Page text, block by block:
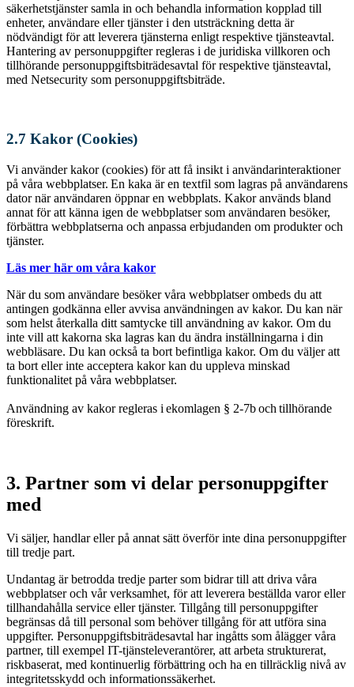
säkerhetstjänster samla in och behandla information kopplad till
enheter, användare eller tjänster i den utsträckning detta är
nödvändigt för att leverera tjänsterna enligt respektive tjänsteavtal.
Hantering av personuppgifter regleras i de juridiska villkoren och
tillhörande personuppgiftsbiträdesavtal för respektive tjänsteavtal,
med Netsecurity som personuppgiftsbiträde.
2.7 Kakor (Cookies)
Vi använder kakor (cookies) för att få insikt i användarinteraktioner
på våra webbplatser. En kaka är en textfil som lagras på användarens
dator när användaren öppnar en webbplats. Kakor används bland
annat för att känna igen de webbplatser som användaren besöker,
förbättra webbplatserna och anpassa erbjudanden om produkter och
tjänster.
Läs mer här om våra kakor
När du som användare besöker våra webbplatser ombeds du att
antingen godkänna eller avvisa användningen av kakor. Du kan när
som helst återkalla ditt samtycke till användning av kakor. Om du
inte vill att kakorna ska lagras kan du ändra inställningarna i din
webbläsare. Du kan också ta bort befintliga kakor. Om du väljer att
ta bort eller inte acceptera kakor kan du uppleva minskad
funktionalitet på våra webbplatser.
Användning av kakor regleras i ekomlagen § 2-7b och tillhörande
föreskrift.
3. Partner som vi delar personuppgifter
med
Vi säljer, handlar eller på annat sätt överför inte dina personuppgifter
till tredje part.
Undantag är betrodda tredje parter som bidrar till att driva våra
webbplatser och vår verksamhet, för att leverera beställda varor eller
tillhandahålla service eller tjänster. Tillgång till personuppgifter
begränsas då till personal som behöver tillgång för att utföra sina
uppgifter. Personuppgiftsbiträdesavtal har ingåtts som ålägger våra
partner, till exempel IT-tjänsteleverantörer, att arbeta strukturerat,
riskbaserat, med kontinuerlig förbättring och ha en tillräcklig nivå av
integritetsskydd och informationssäkerhet.